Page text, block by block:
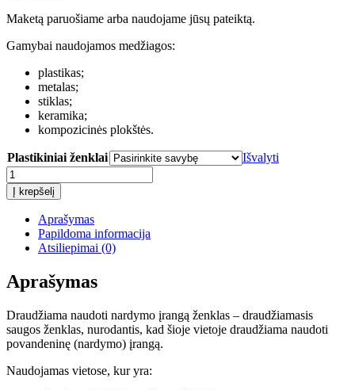
Maketą paruošiame arba naudojame jūsų pateiktą.
Gamybai naudojamos medžiagos:
plastikas;
metalas;
stiklas;
keramika;
kompozicinės plokštės.
Plastikiniai ženklai
Išvalyti
produkto
kiekis:
Draudžiama
naudoti
nardymo
įrangą
Į krepšelį
Aprašymas
Papildoma informacija
Atsiliepimai (0)
Aprašymas
Draudžiama naudoti nardymo įrangą ženklas – draudžiamasis
saugos ženklas, nurodantis, kad šioje vietoje draudžiama naudoti
povandeninę (nardymo) įrangą.
Naudojamas vietose, kur yra: